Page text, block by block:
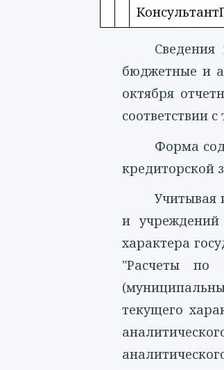
бюджетные и
октября
соответствии
Форма
кредиторской
Учитывая
и учреждений
характера
"Расчеты по
текущего